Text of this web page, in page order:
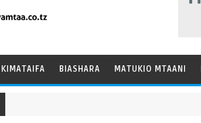
KIMATAIFA BIASHARA MATUKIO MTAANI